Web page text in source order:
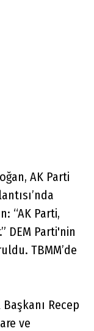
AK Parti
“AK Parti,
DEM Parti'nin
TBMM’de
Recep
ve